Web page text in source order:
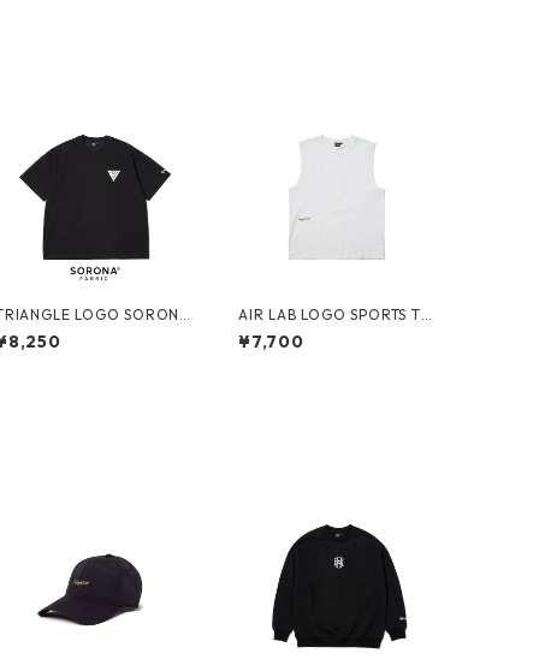
LOGO SORONA
TEE (BLACK)
AIR LAB LOGO SPORTS TA
NKTOP (WHITE)
¥7,700